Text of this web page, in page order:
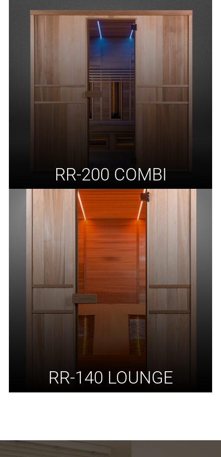
RR-200 COMBI
RR-140 LOUNGE